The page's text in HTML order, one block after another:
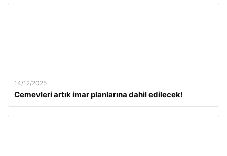
14/12/2025
Cemevleri artık imar planlarına dahil edilecek!